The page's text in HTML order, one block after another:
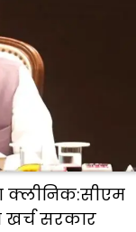
क्लीनिक:सीएम
खर्च सरकार